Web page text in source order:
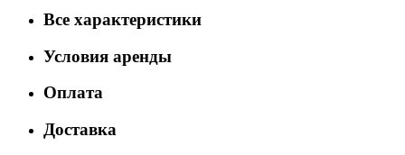
Все характеристики
Условия аренды
Оплата
Доставка